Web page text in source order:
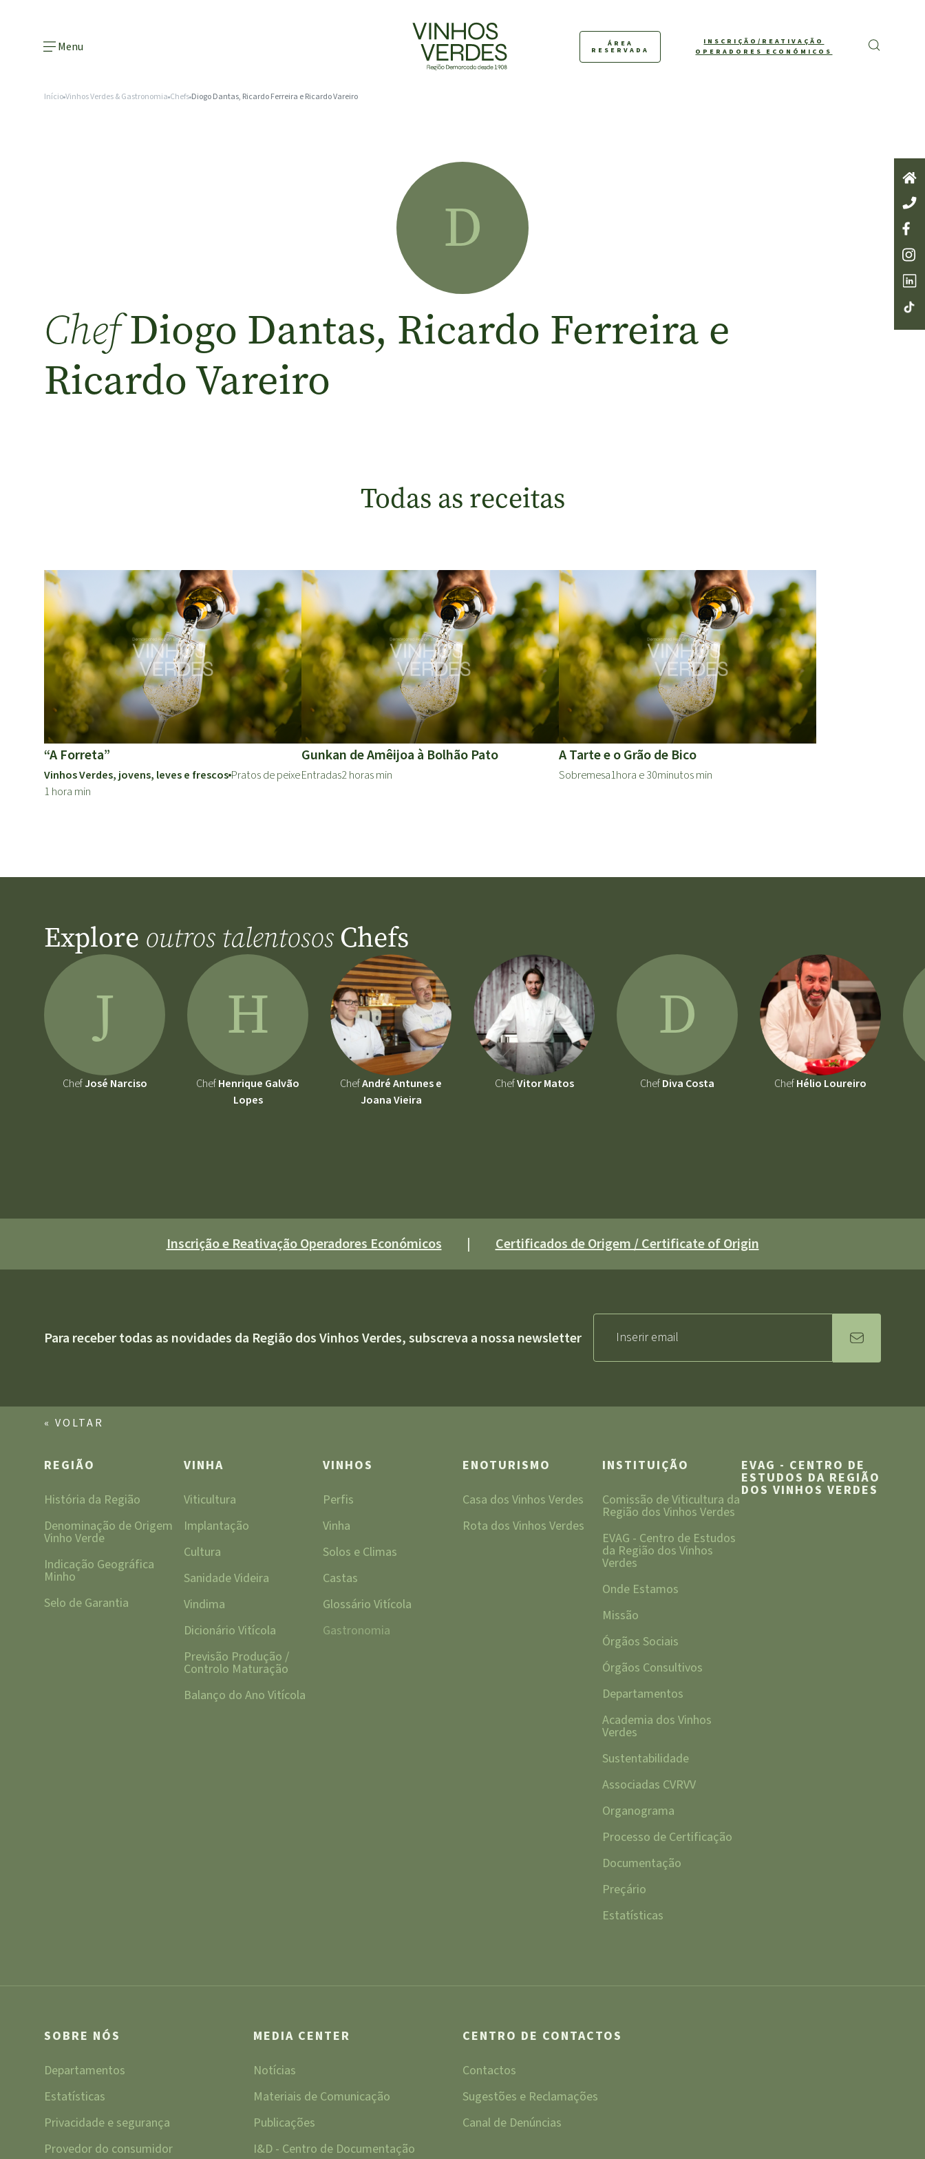
Menu ÁREA
RESERVADA
INSCRIÇÃO/REATIVAÇÃO
OPERADORES ECONÓMICOS
InícioVinhos Verdes & Gastronomia Chefs Diogo Dantas, Ricardo Ferreira e Ricardo Vareiro
D
ChefDiogo Dantas, Ricardo Ferreira e
Ricardo Vareiro
Todas as receitas
“A Forreta”
Vinhos Verdes, jovens, leves e frescos Pratos de peixe
1 hora min
Gunkan de Amêijoa à Bolhão Pato
Entradas2 horas min
A Tarte e o Grão de Bico
Sobremesa1hora e 30minutos min
Explore outros talentosos Chefs
J
ChefJosé Narciso
H
ChefHenrique Galvão
Lopes
ChefAndré Antunes e
Joana Vieira
ChefVitor Matos
D
ChefDiva Costa ChefHélio Loureiro
Inscrição e Reativação Operadores Económicos | Certificados de Origem / Certificate of Origin
Para receber todas as novidades da Região dos Vinhos Verdes, subscreva a nossa newsletter
« VOLTAR
REGIÃO
História da Região
Denominação de Origem
Vinho Verde
Indicação Geográfica
Minho
Selo de Garantia
VINHA
Viticultura
Implantação
Cultura
Sanidade Videira
Vindima
Dicionário Vitícola
Previsão Produção /
Controlo Maturação
Balanço do Ano Vitícola
VINHOS
Perfis
Vinha
Solos e Climas
Castas
Glossário Vitícola
Gastronomia
ENOTURISMO
Casa dos Vinhos Verdes
Rota dos Vinhos Verdes
INSTITUIÇÃO
Comissão de Viticultura da
Região dos Vinhos Verdes
EVAG - Centro de Estudos
da Região dos Vinhos
Verdes
Onde Estamos
Missão
Órgãos Sociais
Órgãos Consultivos
Departamentos
Academia dos Vinhos
Verdes
Sustentabilidade
Associadas CVRVV
Organograma
Processo de Certificação
Documentação
Preçário
Estatísticas
EVAG - CENTRO DE
ESTUDOS DA REGIÃO
DOS VINHOS VERDES
SOBRE NÓS
Departamentos
Estatísticas
Privacidade e segurança
Provedor do consumidor
MEDIA CENTER
Notícias
Materiais de Comunicação
Publicações
I&D - Centro de Documentação
CENTRO DE CONTACTOS
Contactos
Sugestões e Reclamações
Canal de Denúncias